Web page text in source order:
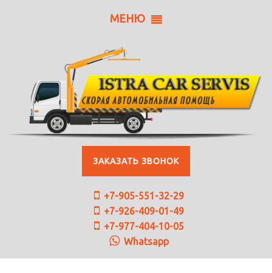
МЕНЮ
ЗАКАЗАТЬ ЗВОНОК
+7-905-551-32-29
+7-926-409-01-49
+7-977-404-10-05
Whatsapp